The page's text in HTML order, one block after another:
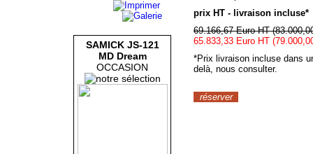
SAMICK JS-121
MD Dream
OCCASION
prix HT - livraison incluse*
69.166,67 Euro HT
65.833,33 Euro HT
*Prix livraison incluse dans
delà, nous consulter.
réserver